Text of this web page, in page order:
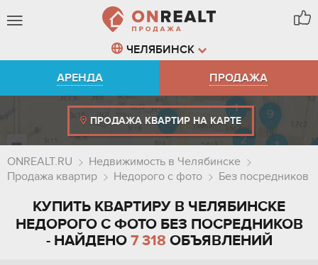
ЧЕЛЯБИНСК
АРЕНДА
ПРОДАЖА
ПРОДАЖА КВАРТИР НА КАРТЕ
ONREALT.RU
Недвижимость в Челябинске
Продажа квартир
Недорого с фото Без посредников
КУПИТЬ КВАРТИРУ В ЧЕЛЯБИНСКЕ
НЕДОРОГО С ФОТО БЕЗ ПОСРЕДНИКОВ
- НАЙДЕНО 7 318 ОБЪЯВЛЕНИЙ